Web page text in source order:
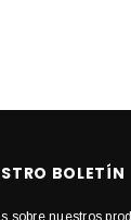
BOLETÍN
sobre nuestros